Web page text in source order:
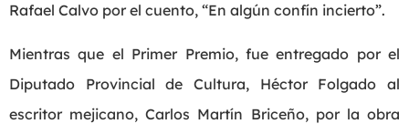
Rafael Calvo por el cuento, “En algún confín incierto”.
Mientras que el Primer Premio, fue entregado por el
Diputado Provincial de Cultura, Héctor Folgado al
escritor mejicano, Carlos Martín Briceño, por la obra